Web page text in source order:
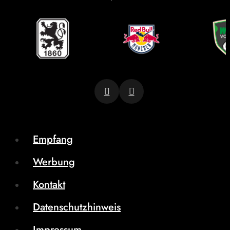
Empfang
Werbung
Kontakt
Datenschutzhinweis